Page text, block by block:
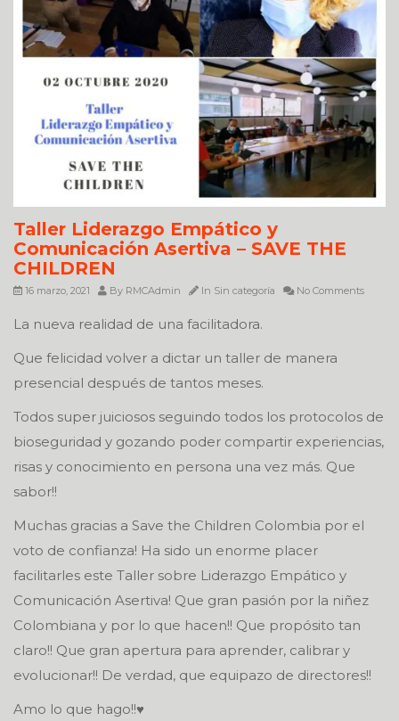
Taller Liderazgo Empático y
Comunicación Asertiva – SAVE THE
CHILDREN
16 marzo, 2021 By RMCAdmin In Sin categoría No Comments
La nueva realidad de una facilitadora.
Que felicidad volver a dictar un taller de manera
presencial después de tantos meses.
Todos super juiciosos seguindo todos los protocolos de
bioseguridad y gozando poder compartir experiencias,
risas y conocimiento en persona una vez más. Que
sabor!!
Muchas gracias a Save the Children Colombia por el
voto de confianza! Ha sido un enorme placer
facilitarles este Taller sobre Liderazgo Empático y
Comunicación Asertiva! Que gran pasión por la niñez
Colombiana y por lo que hacen!! Que propósito tan
claro!! Que gran apertura para aprender, calibrar y
evolucionar!! De verdad, que equipazo de directores!!
Amo lo que hago!!♥️